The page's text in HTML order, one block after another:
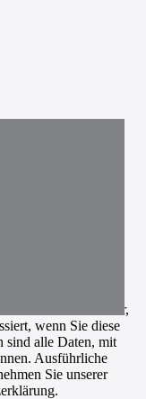
Überblick darüber,
wenn Sie diese
sind alle Daten, mit
Ausführliche
Sie unserer